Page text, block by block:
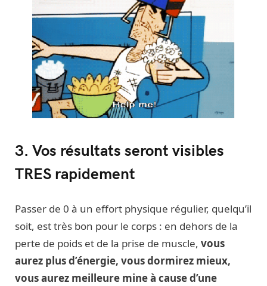
3. Vos résultats seront visibles
TRES rapidement
Passer de 0 à un effort physique régulier, quelqu’il
soit, est très bon pour le corps : en dehors de la
perte de poids et de la prise de muscle, vous
aurez plus d’énergie, vous dormirez mieux,
vous aurez meilleure mine à cause d’une